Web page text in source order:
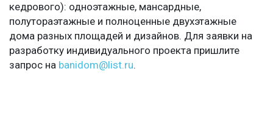
кедрового): одноэтажные, мансардные,
полутораэтажные и полноценные двухэтажные
дома разных площадей и дизайнов. Для заявки на
разработку индивидуального проекта пришлите
запрос на banidom@list.ru.